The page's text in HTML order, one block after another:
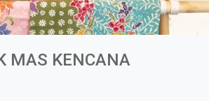
MAS KENCANA